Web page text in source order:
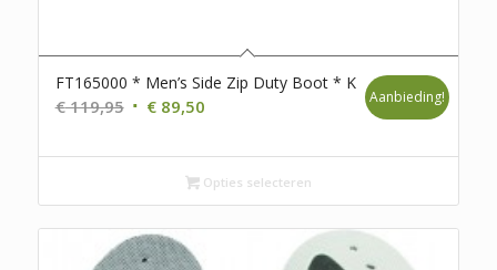
FT165000 * Men’s Side Zip Duty Boot * K
€119,95 Oorspronkelijke
was:
€ 119,95.
€89,50Huidige
is:
€ 89,50.
Aanbieding!
Opties selecteren